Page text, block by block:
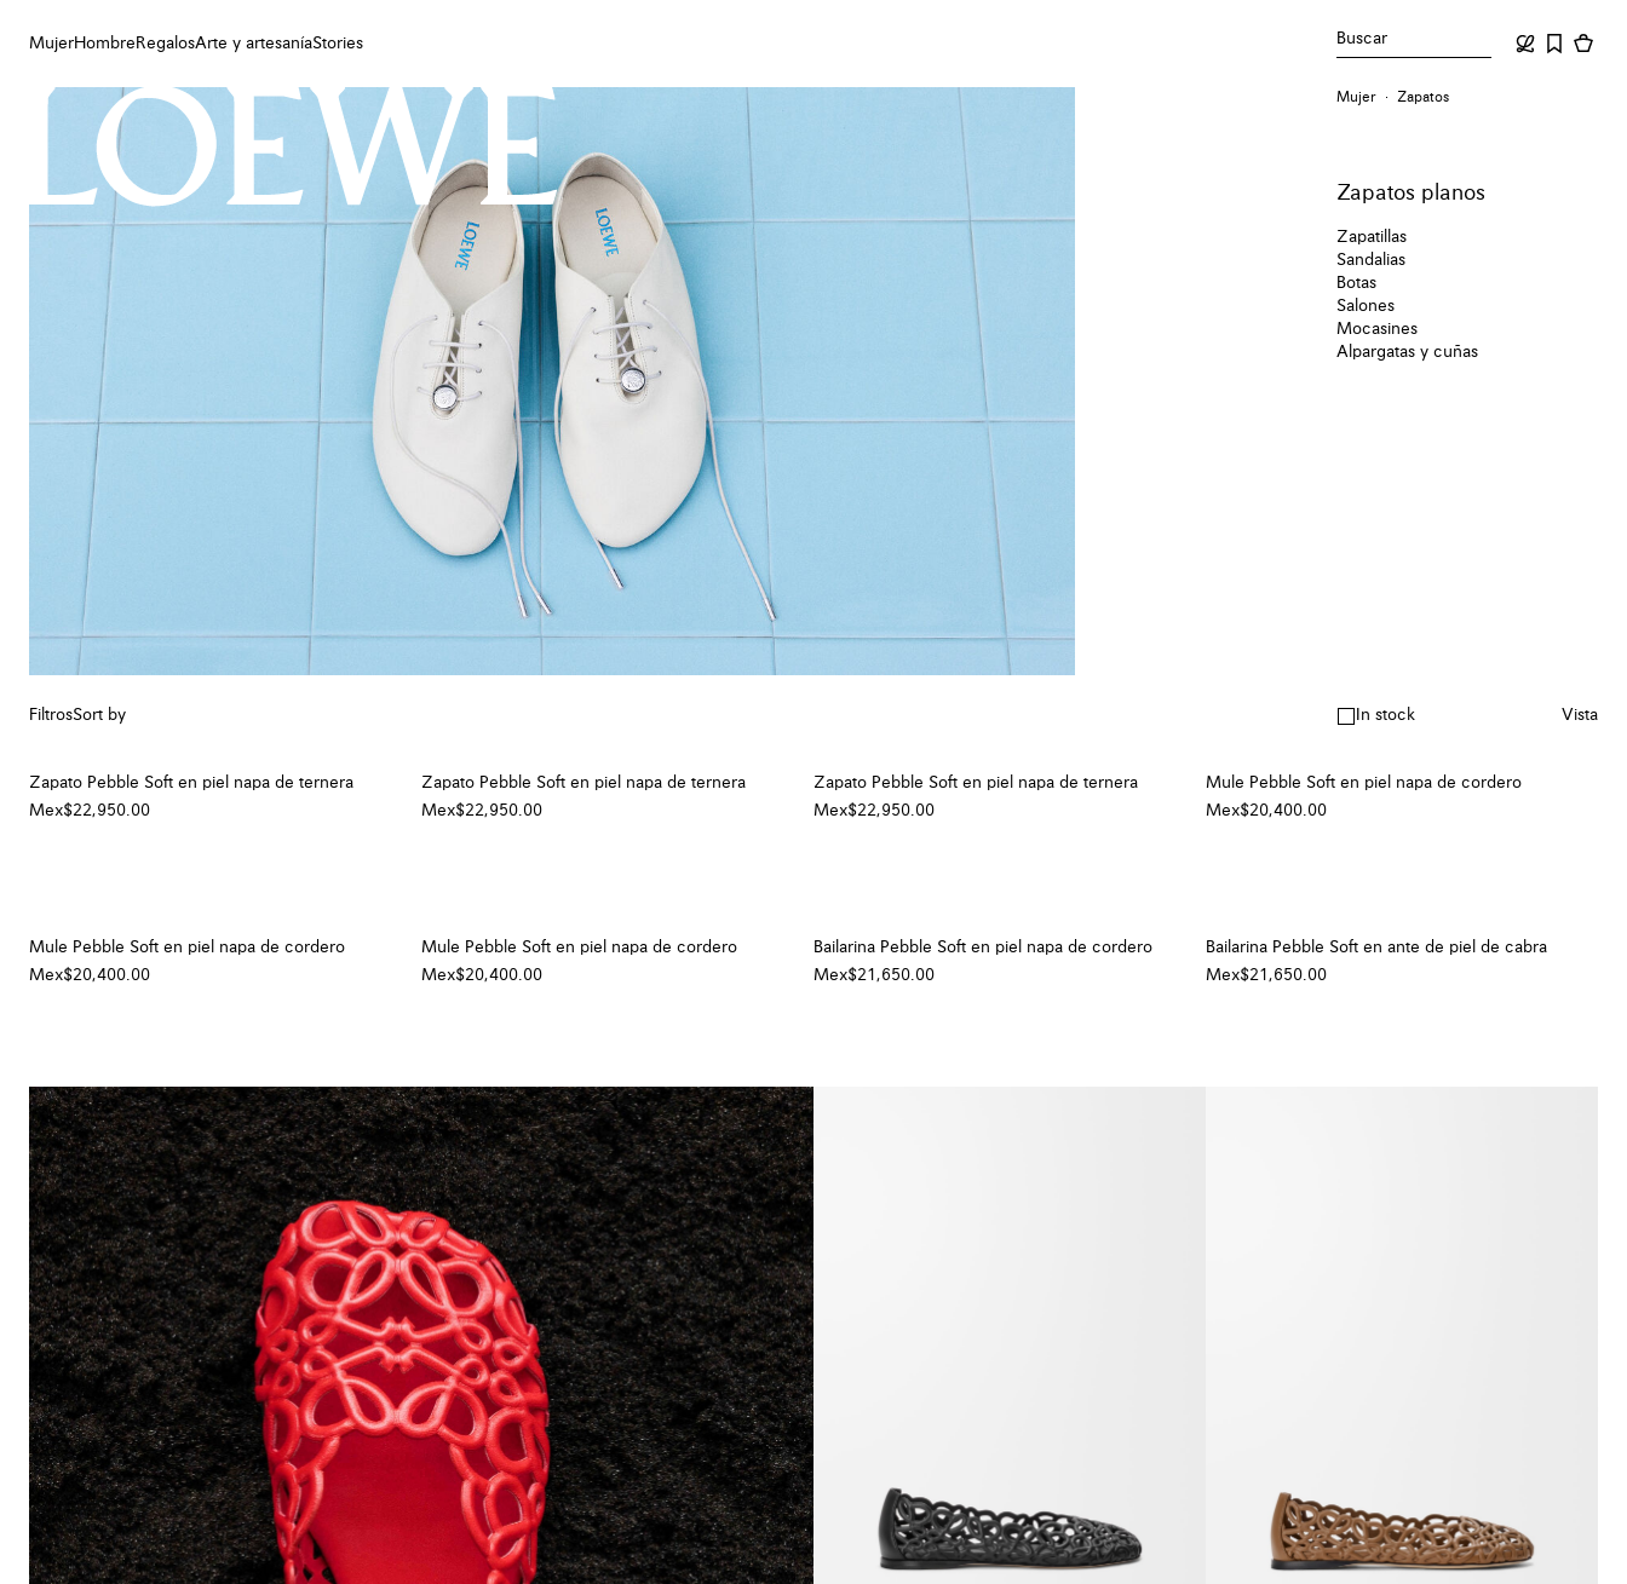
MujerHombre RegalosArte y artesaníaStories Buscar
Mujer
Arte y artesanía
Stories
Mujer Zapatos
Zapatos planos
Zapatillas
Sandalias
Botas
Salones
Mocasines
Alpargatas y cuñas
FiltrosSort by In stock Vista
Zapato Pebble Soft en piel napa de ternera
Mex$22,950.00
Zapato Pebble Soft en piel napa de ternera
Mex$22,950.00
Zapato Pebble Soft en piel napa de ternera
Mex$22,950.00
Mule Pebble Soft en piel napa de cordero
Mex$20,400.00
Mule Pebble Soft en piel napa de cordero
Mex$20,400.00
Mule Pebble Soft en piel napa de cordero
Mex$20,400.00
Bailarina Pebble Soft en piel napa de cordero
Mex$21,650.00
Bailarina Pebble Soft en ante de piel de cabra
Mex$21,650.00